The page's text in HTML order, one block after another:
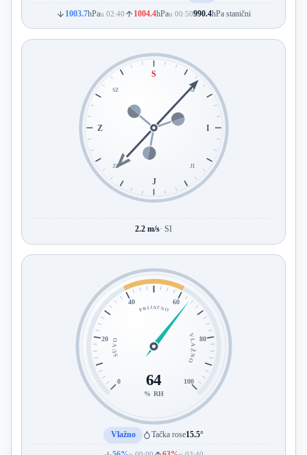
1003.7hPau 02:40 1004.4hPau 00:50990.4hPa stanični
S
I
J
Z
SI
JI
JZ
SZ
2.2 m/s· SI
0
20
40 60
80
100
SUVO
PRIJATNO
VLAŽNO
64
% RH
Vlažno Tačka rose15.5°